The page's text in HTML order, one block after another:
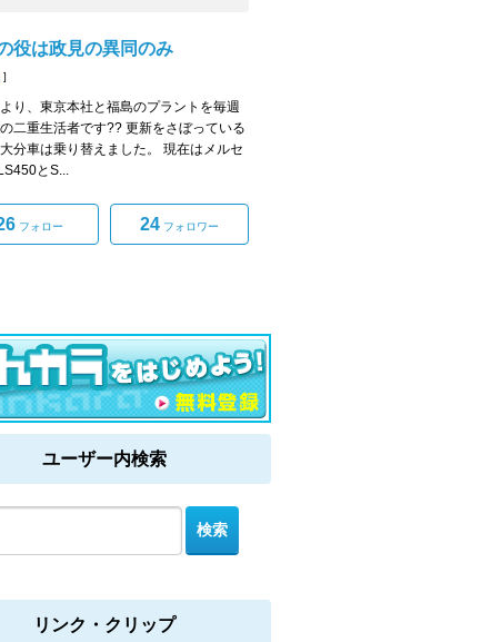
役は政見の異同のみ
]
り、東京本社と福島のプラントを毎週
二重生活者です?? 更新をさぼっている
分車は乗り替えました。 現在はメルセ
とS...
フォロー 24 フォロワー
ユーザー内検索
リンク・クリップ